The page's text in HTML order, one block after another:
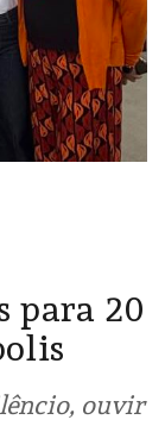
para 20
ouvir